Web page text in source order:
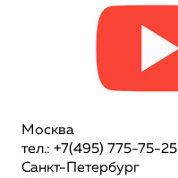
Москва
тел.: +7(495) 775-75-25
Санкт-Петербург